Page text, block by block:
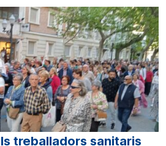
treballadors sanitaris